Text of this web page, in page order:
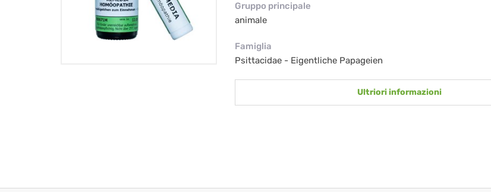
Gruppo principale
animale
Famiglia
Psittacidae - Eigentliche Papageien
Ultriori informazioni